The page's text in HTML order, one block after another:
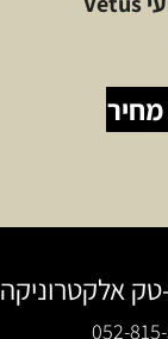
טק אלקטרוניקה
052-